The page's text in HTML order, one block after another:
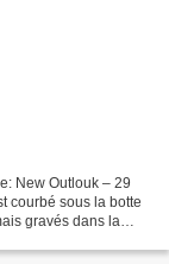
New Outlouk – 29
courbé sous la botte
gravés dans la